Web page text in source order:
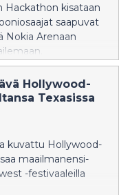
sekä
Metsä
Hän toimi
tuotannon
läpi.
Arctial
Suomeen useiden
Hackathon kisataan
saapuvat
Nokia Arenaan
Hollywood-
Texasissa
kuvattu Hollywood-
maailmanensi-
-festivaaleilla